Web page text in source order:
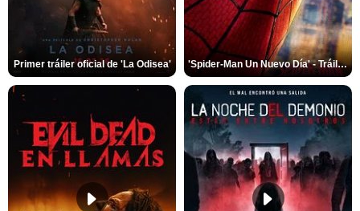
Primer tráiler oficial de 'La Odisea' 'Spider-Man Un Nuevo Día' - Tráiler oficial subtitulado